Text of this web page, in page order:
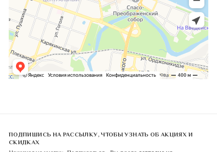
ПОДПИШИСЬ НА РАССЫЛКУ, ЧТОБЫ УЗНАТЬ ОБ АКЦИЯХ И
СКИДКАХ